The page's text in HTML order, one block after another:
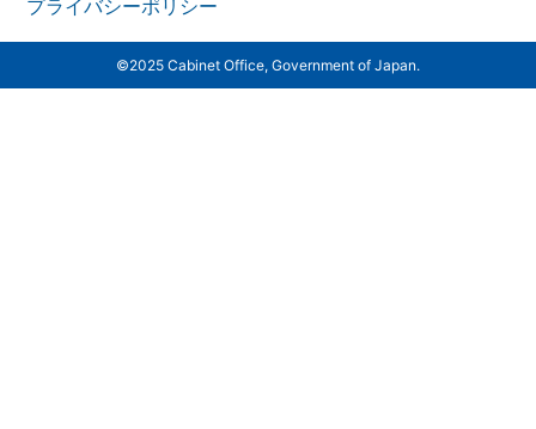
プライバシーポリシー
©2025 Cabinet Office, Government of Japan.